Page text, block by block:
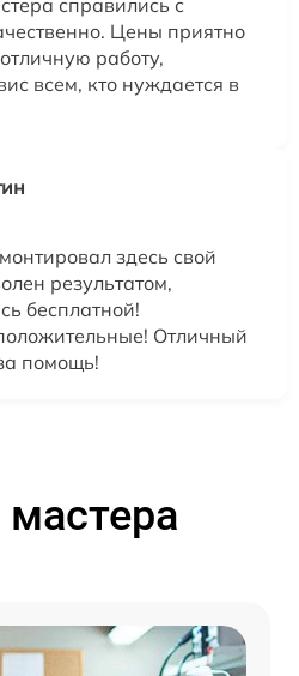
справились с
Цены приятно
работу,
всем, кто нуждается в
здесь свой
результатом,
бесплатной!
Отличный
помощь!